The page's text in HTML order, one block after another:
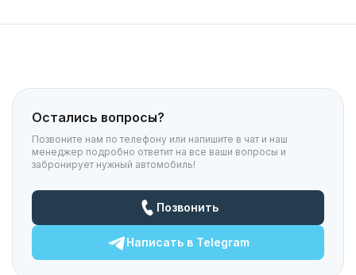
Остались вопросы?
Позвоните нам по телефону или напишите в чат и наш
менеджер подробно ответит на все ваши вопросы и
забронирует нужный автомобиль!
Позвонить
Написать вTelegram